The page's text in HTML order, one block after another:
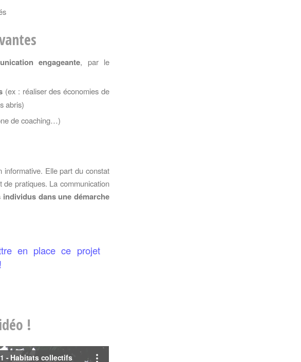
engageante, par le
(ex : réaliser des économies de
abris)
de coaching…)
informative. Elle part du constat
de pratiques. La communication
dans une démarche
en place ce projet
!